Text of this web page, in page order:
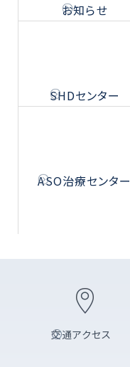
お知らせ
SHDセンター
ASO治療センター
交通アクセス